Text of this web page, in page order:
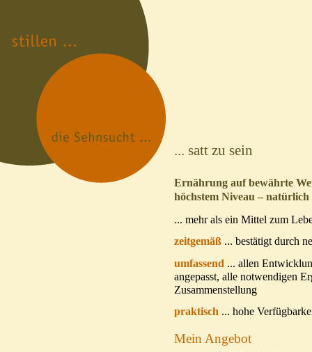
... satt zu sein
Ernährung auf bewährte
höchstem Niveau –
... mehr als ein Mittel zum
zeitgemäß ... bestätigt durch
umfassend ... allen
angepasst, alle notwendigen
Zusammenstellung
praktisch ... hohe
Mein Angebot